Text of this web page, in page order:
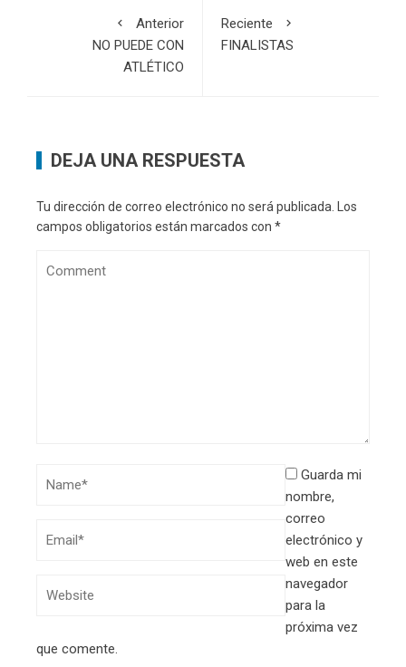
Anterior
NO PUEDE CON
ATLÉTICO
Reciente
FINALISTAS
DEJA UNA RESPUESTA
Tu dirección de correo electrónico no será publicada.
Los
campos obligatorios están marcados con *
Guarda mi
nombre,
correo
electrónico y
web en este
navegador
para la
próxima vez
que comente.